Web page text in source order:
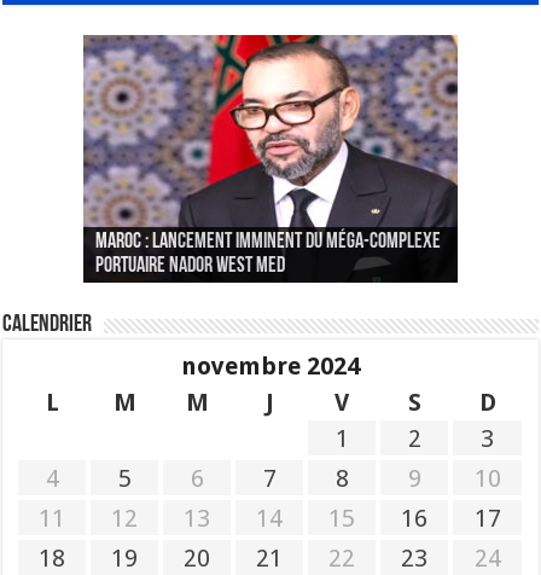
MAROC : Lancement imminent du méga-complexe
portuaire Nador West Med
Le Wali Ait Taleb préside la nomination du
nouveau Secrétaire Général pour insuffler un
sang nouveau à l’administration
Fès : La 70e conférence annuelle de la
Fédération internationale des journalistes et
des écrivains s’est achevée
Paris va présenter à Alger une liste de
« plusieurs centaines de personnes » aux
profils « dangereux »
CGEM: le binôme Oukacha-Joundy reconduit à la
tête de la Fédération des pêches maritimes
Calendrier
novembre 2024
L
M M J V S
D
1
2
3
4
5 6 7 8 9
10
11
12 13 14 15 16
17
18
19 20 21 22 23
24